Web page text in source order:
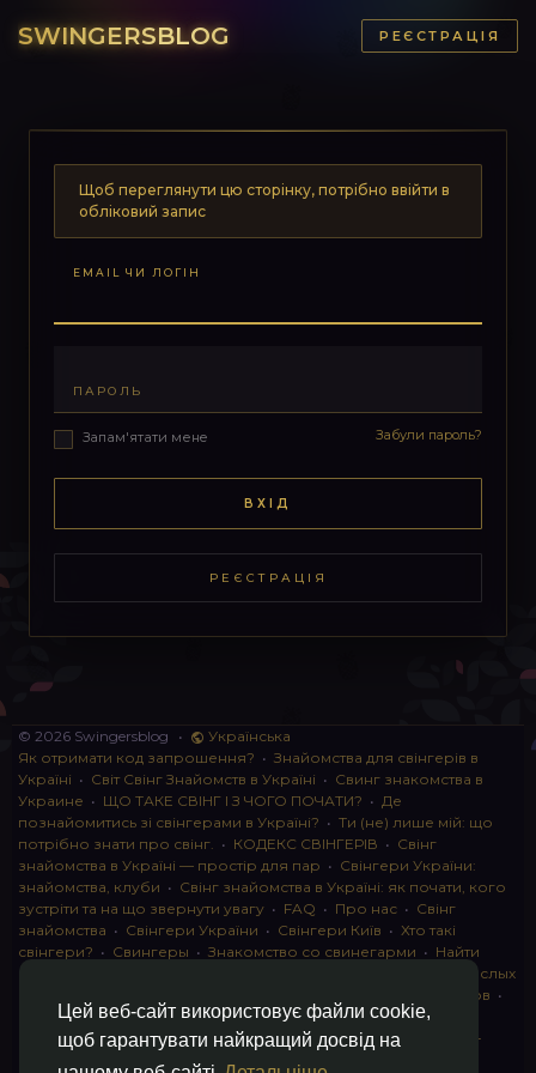
Цей веб-сайт використовує файли cookie,
щоб гарантувати найкращий досвід на
SWINGERSBLOG РЕЄСТРАЦІЯ
Щоб переглянути цю сторінку, потрібно ввійти в
обліковий запис
EMAIL ЧИ ЛОГІН
ПАРОЛЬ
Запам'ятати мене Забули пароль?
ВХІД
РЕЄСТРАЦІЯ
© 2026 Swingersblog •
Українська
Як отримати код запрошення? • Знайомства для свінгерів в
Україні • Світ Свінг Знайомств в Україні • Свинг знакомства в
Украине • ЩО ТАКЕ СВІНГ І З ЧОГО ПОЧАТИ? • Де
познайомитись зі свінгерами в Україні? • Ти (не) лише мій: що
потрібно знати про свінг. • КОДЕКС СВІНГЕРІВ • Свінг
знайомства в Україні — простір для пар • Свінгери України:
знайомства, клуби • Свінг знайомства в Україні: як почати, кого
зустріти та на що звернути увагу • FAQ • Про нас • Свінг
знайомства • Свінгери України • Свінгери Київ • Хто такі
свінгери? • Свингеры • Знакомство со свинегарми • Найти
instagram для взрослых
Клуб свингеров •
Конфіденційність• Правила• Партнерська програма
Свингеры •Свинг-пати•О свингерах откровенно
Свинг-
клуб: что это и как работает